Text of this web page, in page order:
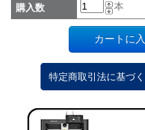
購入数
本
特定商取引法に基づ